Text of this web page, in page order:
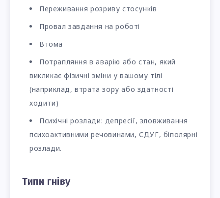
Переживання розриву стосунків
Провал завдання на роботі
Втома
Потрапляння в аварію або стан, який
викликає фізичні зміни у вашому тілі
(наприклад, втрата зору або здатності
ходити)
Психічні розлади: депресії, зловживання
психоактивними речовинами, СДУГ, біполярні
розлади.
Типи гніву